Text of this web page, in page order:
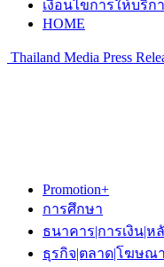
เงื่อนไขการให้บริก
HOME
Thailand Media Press
Promotion+
การศึกษา
ธนาคาร|การเงิน|ห
ธุรกิจ|ตลาด|โฆษณ